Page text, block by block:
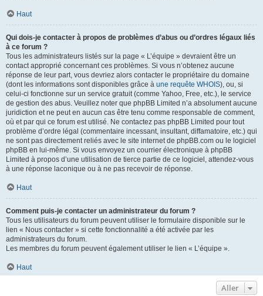
Haut
Qui dois-je contacter à propos de problèmes d’abus ou d’ordres légaux liés
à ce forum ?
Tous les administrateurs listés sur la page « L’équipe » devraient être un
contact approprié concernant ces problèmes. Si vous n’obtenez aucune
réponse de leur part, vous devriez alors contacter le propriétaire du domaine
(dont les informations sont disponibles grâce à une requête WHOIS), ou, si
celui-ci fonctionne sur un service gratuit (comme Yahoo, Free, etc.), le service
de gestion des abus. Veuillez noter que phpBB Limited n’a absolument aucune
juridiction et ne peut en aucun cas être tenu comme responsable de comment,
où et par qui ce forum est utilisé. Ne contactez pas phpBB Limited pour tout
problème d’ordre légal (commentaire incessant, insultant, diffamatoire, etc.) qui
ne sont pas directement reliés avec le site internet de phpBB.com ou le logiciel
phpBB en lui-même. Si vous envoyez un courrier électronique à phpBB
Limited à propos d’une utilisation de tierce partie de ce logiciel, attendez-vous
à une réponse laconique ou à ne pas recevoir de réponse.
Haut
Comment puis-je contacter un administrateur du forum ?
Tous les utilisateurs du forum peuvent utiliser le formulaire disponible sur le
lien « Nous contacter » si cette fonctionnalité a été activée par les
administrateurs du forum.
Les membres du forum peuvent également utiliser le lien « L’équipe ».
Haut
Aller